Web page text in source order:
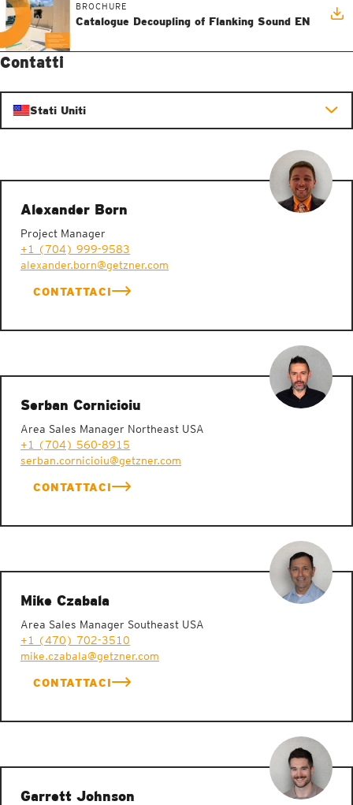
BROCHURE
Catalogue Decoupling of Flanking Sound EN
Contatti
Stati Uniti
Alexander Born
Project Manager
+1 (704) 999-9583
alexander.born@getzner.com
CONTATTACI
Serban Cornicioiu
Area Sales Manager Northeast USA
+1 (704) 560-8915
serban.cornicioiu@getzner.com
CONTATTACI
Mike Czabala
Area Sales Manager Southeast USA
+1 (470) 702-3510
mike.czabala@getzner.com
CONTATTACI
Garrett Johnson